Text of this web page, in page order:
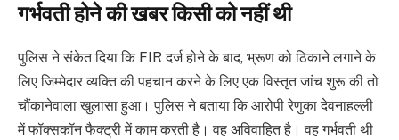
गर्भवती होने की खबर किसी को नहीं थी
पुलिस ने संकेत दिया कि FIR दर्ज होने के बाद, भ्रूण को ठिकाने लगाने के
लिए जिम्मेदार व्यक्ति की पहचान करने के लिए एक विस्तृत जांच शुरू की तो
चौंकानेवाला खुलासा हुआ। पुलिस ने बताया कि आरोपी रेणुका देवनाहल्ली
में फॉक्सकॉन फैक्ट्री में काम करती है। वह अविवाहित है। वह गर्भवती थी